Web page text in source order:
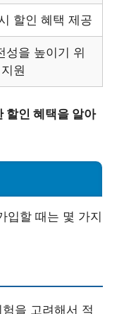
할인 혜택 제공
성을 높이기 위
원
할인 혜택을 알아
입할 때는 몇 가지
을 고려해서 적